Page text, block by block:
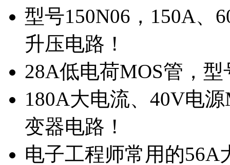
型号150N06，150A、
升压电路！
28A低电荷MOS管，
180A大电流、40V电
变器电路！
电子工程师常用的56A